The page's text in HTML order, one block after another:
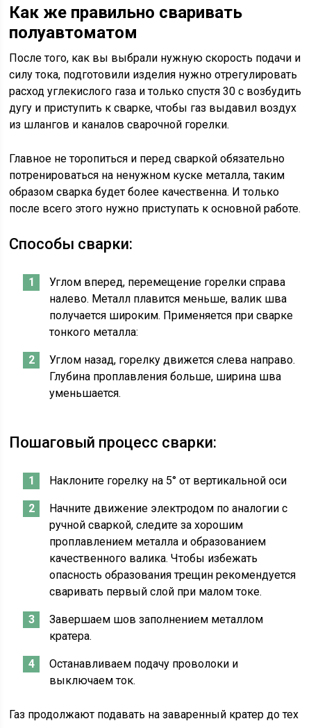
Как же правильно сваривать
полуавтоматом
После того, как вы выбрали нужную скорость подачи и
силу тока, подготовили изделия нужно отрегулировать
расход углекислого газа и только спустя 30 с возбудить
дугу и приступить к сварке, чтобы газ выдавил воздух
из шлангов и каналов сварочной горелки.
Главное не торопиться и перед сваркой обязательно
потренироваться на ненужном куске металла, таким
образом сварка будет более качественна. И только
после всего этого нужно приступать к основной работе.
Способы сварки:
Углом вперед, перемещение горелки справа
налево. Металл плавится меньше, валик шва
получается широким. Применяется при сварке
тонкого металла:
Углом назад, горелку движется слева направо.
Глубина проплавления больше, ширина шва
уменьшается.
Пошаговый процесс сварки:
Наклоните горелку на 5° от вертикальной оси
Начните движение электродом по аналогии с
ручной сваркой, следите за хорошим
проплавлением металла и образованием
качественного валика. Чтобы избежать
опасность образования трещин рекомендуется
сваривать первый слой при малом токе.
Завершаем шов заполнением металлом
кратера.
Останавливаем подачу проволоки и
выключаем ток.
Газ продолжают подавать на заваренный кратер до тех